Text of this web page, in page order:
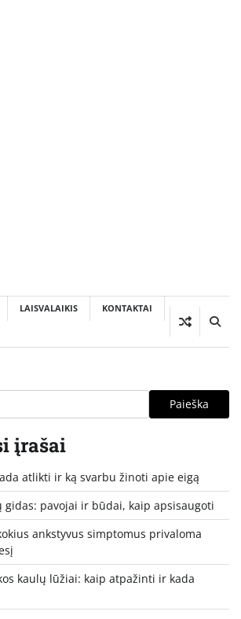
LAISVALAIKIS KONTAKTAI
Paieška
įrašai
atlikti ir ką svarbu žinoti apie eigą
gidas: pavojai ir būdai, kaip apsisaugoti
ankstyvus simptomus privaloma
kaulų lūžiai: kaip atpažinti ir kada